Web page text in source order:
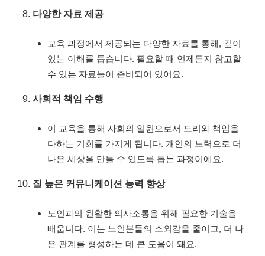
다양한 자료 제공
교육 과정에서 제공되는 다양한 자료를 통해, 깊이
있는 이해를 돕습니다. 필요할 때 언제든지 참고할
수 있는 자료들이 준비되어 있어요.
사회적 책임 수행
이 교육을 통해 사회의 일원으로서 도리와 책임을
다하는 기회를 가지게 됩니다. 개인의 노력으로 더
나은 세상을 만들 수 있도록 돕는 과정이에요.
질 높은 커뮤니케이션 능력 향상
노인과의 원활한 의사소통을 위해 필요한 기술을
배웁니다. 이는 노인분들의 소외감을 줄이고, 더 나
은 관계를 형성하는 데 큰 도움이 돼요.